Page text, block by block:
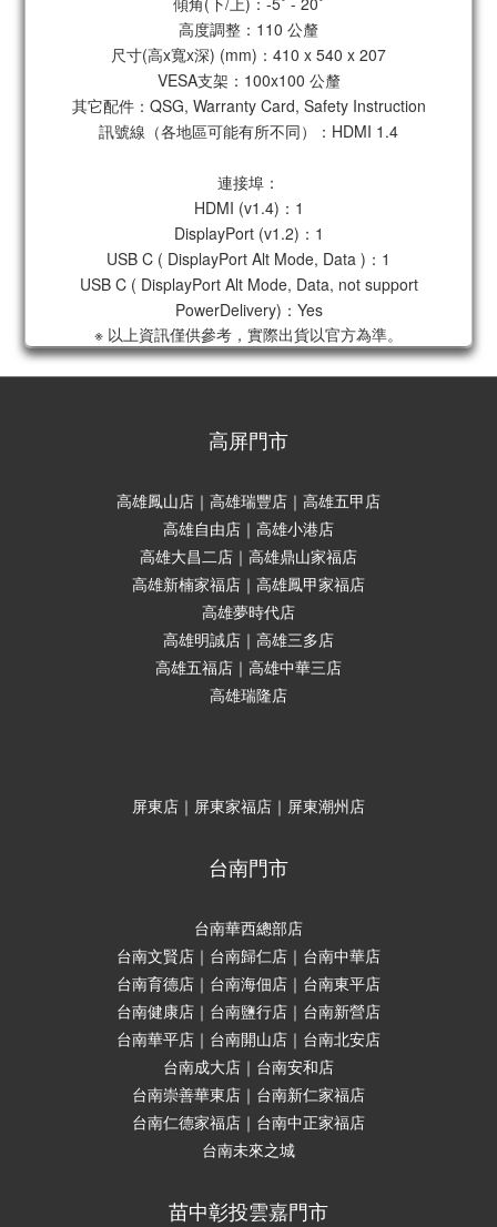
高度調整：110 公釐
尺寸(高x寬x深) (mm)：410 x 540 x 207
VESA支架：100x100 公釐
其它配件：QSG, Warranty Card, Safety Instruction
訊號線（各地區可能有所不同）：HDMI 1.4
連接埠：
HDMI (v1.4)：1
DisplayPort (v1.2)：1
USB C ( DisplayPort Alt Mode, Data )：1
USB C ( DisplayPort Alt Mode, Data, not support
PowerDelivery)：Yes
※ 以上資訊僅供參考，實際出貨以官方為準。
高屏門市
高雄鳳山店｜高雄瑞豐店｜高雄五甲店
高雄自由店｜高雄小港店
高雄大昌二店｜高雄鼎山家福店
高雄新楠家福店｜高雄鳳甲家福店
高雄夢時代店
高雄明誠店｜高雄三多店
高雄五福店｜高雄中華三店
高雄瑞隆店
屏東店｜屏東家福店｜屏東潮州店
台南門市
台南華西總部店
台南文賢店｜台南歸仁店｜台南中華店
台南育德店｜台南海佃店｜台南東平店
台南健康店｜台南鹽行店｜台南新營店
台南華平店｜台南開山店｜台南北安店
台南成大店｜台南安和店
台南崇善華東店｜台南新仁家福店
台南仁德家福店｜台南中正家福店
台南未來之城
苗中彰投雲嘉門市